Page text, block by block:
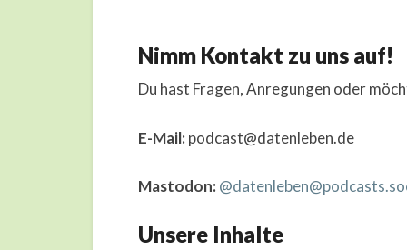
Nimm Kontakt zu uns auf!
Du hast Fragen, Anregungen oder
E-Mail:podcast@datenleben.de
Mastodon:
Unsere Inhalte